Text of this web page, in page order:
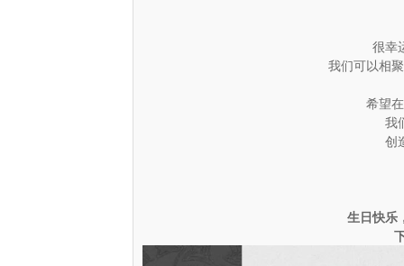
很幸
我们可以相
希望
我
创
生日快乐